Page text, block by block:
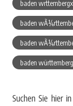
baden
baden
baden
baden
Suchen Sie hier